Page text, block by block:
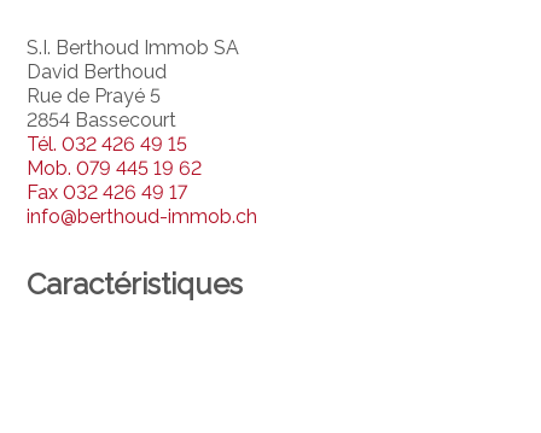
S.I. Berthoud Immob SA
David Berthoud
Rue de Prayé 5
2854 Bassecourt
Tél.032 426 49 15
Mob.079 445 19 62
Fax032 426 49 17
info@berthoud-immob.ch
Caractéristiques